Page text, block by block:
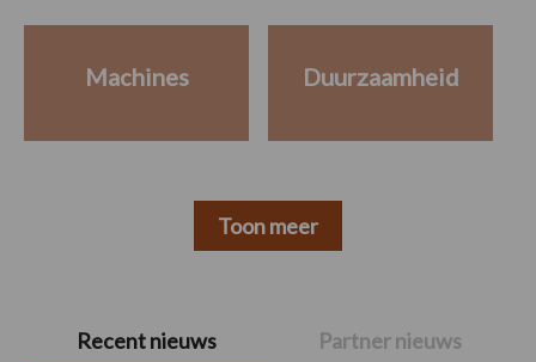
PrimaireRecent nieuws Partner nieuws
Machines Duurzaamheid
Toon meer